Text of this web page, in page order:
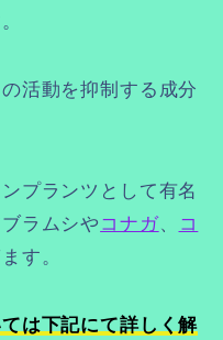
活動を抑制する成分
プランツとして有名
ラムシや コナガ、
コ
す。
は下記にて詳しく解